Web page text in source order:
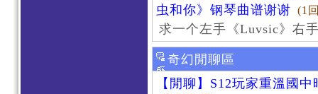
虫和你》钢琴曲谱谢谢 (1
求一个左手《Luvsic》右
奇幻閒聊區
【閒聊】S12玩家重溫國